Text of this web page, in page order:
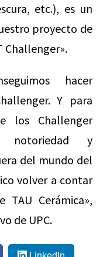
etc.), es un
proyecto de
Challenger».
hacer
Y para
los Challenger
notoriedad y
del mundo del
volver a contar
Cerámica»,
de UPC.